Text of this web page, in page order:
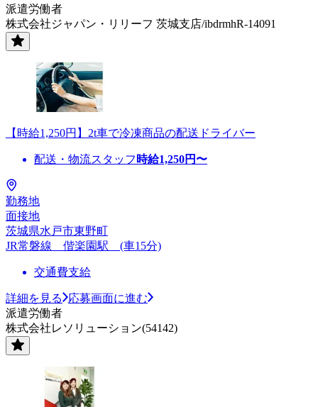
派遣労働者
株式会社ジャパン・リリーフ 茨城支店/ibdrmhR-14091
【時給1,250円】2t車で冷凍商品の配送ドライバー
配送・物流スタッフ 時給1,250円〜
勤務地
面接地
茨城県水戸市東野町
JR常磐線 偕楽園駅 (車15分)
交通費支給
詳細を見る
応募画面に進む
派遣労働者
株式会社レソリューション(54142)